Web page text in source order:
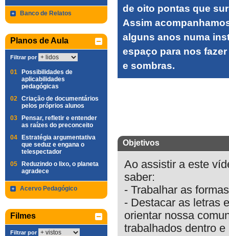
Banco de Relatos
Planos de Aula
Filtrar por
01
Possibilidades de
aplicabilidades
pedagógicas
02 Criação de documentários
pelos próprios alunos
03
Pensar, refletir e entender
as raízes do preconceito
04
Estratégia argumentativa
que seduz e engana o
telespectador
05
Reduzindo o lixo, o planeta
agradece
Acervo Pedagógico
Filmes
Filtrar por
de oito pontas que
Assim
alguns anos numa
espaço para nos
e sombras.
Objetivos
Ao assistir a este
saber:
- Trabalhar as
- Destacar as letras
orientar nossa
trabalhados dentro